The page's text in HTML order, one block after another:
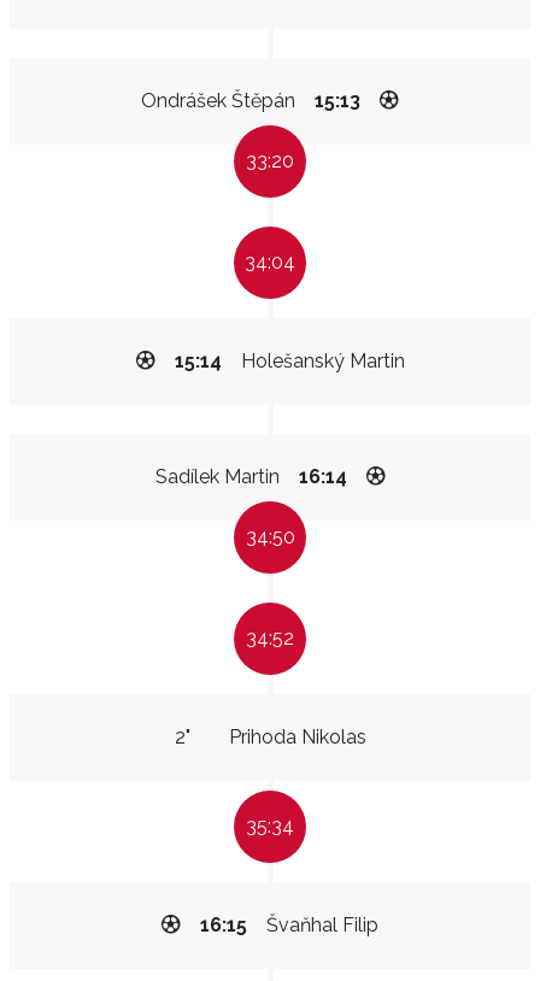
Ondrášek Štěpán 15:13
33:20
34:04
Holešanský Martin
15:14
Sadílek Martin 16:14
34:50
34:52
Prihoda Nikolas
2"
35:34
Švaňhal Filip
16:15